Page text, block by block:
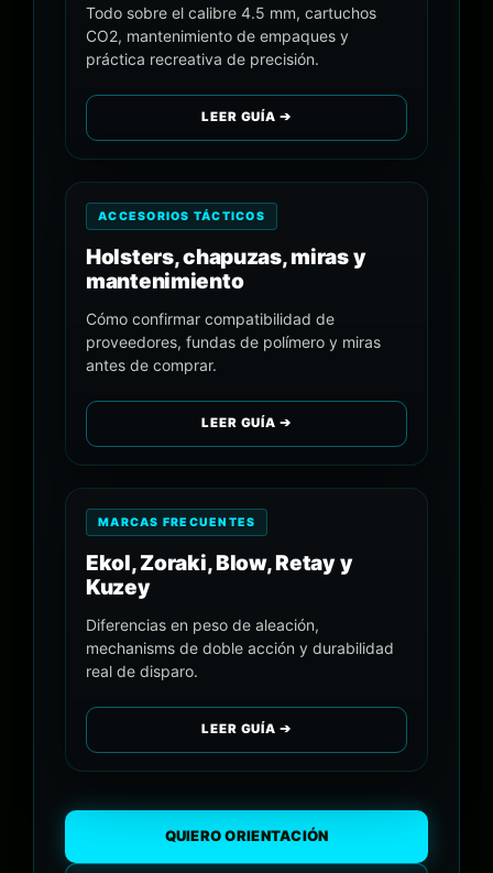
Todo sobre el calibre 4.5 mm, cartuchos
CO2, mantenimiento de empaques y
práctica recreativa de precisión.
LEER GUÍA ➔
ACCESORIOS TÁCTICOS
Holsters, chapuzas, miras y
mantenimiento
Cómo confirmar compatibilidad de
proveedores, fundas de polímero y miras
antes de comprar.
LEER GUÍA ➔
MARCAS FRECUENTES
Ekol, Zoraki, Blow, Retay y
Kuzey
Diferencias en peso de aleación,
mechanisms de doble acción y durabilidad
real de disparo.
LEER GUÍA ➔
QUIERO ORIENTACIÓN